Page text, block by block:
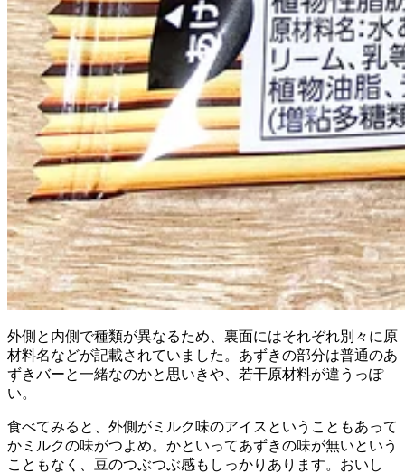
外側と内側で種類が異なるため、裏面にはそれぞれ別々に原
材料名などが記載されていました。あずきの部分は普通のあ
ずきバーと一緒なのかと思いきや、若干原材料が違うっぽ
い。
食べてみると、外側がミルク味のアイスということもあって
かミルクの味がつよめ。かといってあずきの味が無いという
こともなく、豆のつぶつぶ感もしっかりあります。おいし